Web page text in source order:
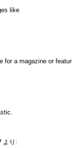
like
for a magazine or
より: